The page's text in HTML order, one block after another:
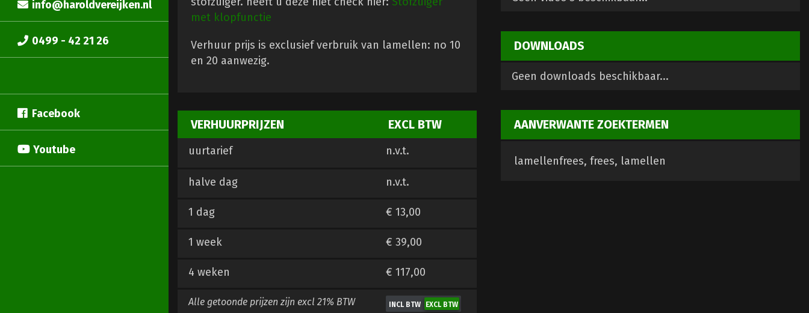
info@haroldvereijken.nl
0499 - 42 21 26
Facebook
Youtube
met klopfunctie
Verhuur prijs is exclusief verbruik van lamellen: no 10
en 20 aanwezig.
VERHUURPRIJZEN EXCL BTW
uurtarief n.v.t.
halve dag n.v.t.
1 dag € 13,00
1 week € 39,00
4 weken € 117,00
Alle getoonde prijzen zijn excl 21% BTW
DOWNLOADS
Geen downloads beschikbaar...
AANVERWANTE ZOEKTERMEN
lamellenfrees, frees, lamellen